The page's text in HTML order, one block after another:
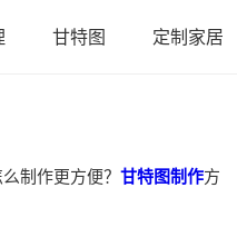
甘特图 定制家居
制作更方便？ 甘特图制作方